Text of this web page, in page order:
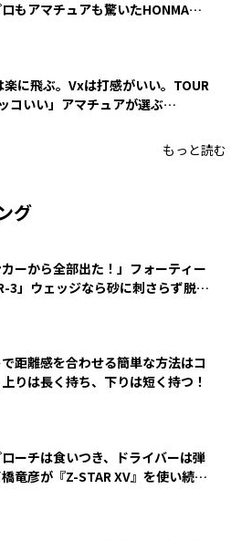
もアマチュアも驚いたHONMA
楽に飛ぶ。Vxは打感がいい。TOUR
コいい」アマチュアが選ぶ
もっと読む
グ
カーから全部出た！」フォーティー
3」ウェッジなら砂に刺さらず脱出
距離感を合わせる簡単な方法はコ
りは長く持ち、下りは短く持つ！
ローチは食いつき、ドライバーは弾
竜彦が『Z-STAR XV』を使い続け